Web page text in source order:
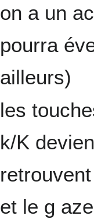
on a un
pourra
ailleurs)
les
k/K
et le g